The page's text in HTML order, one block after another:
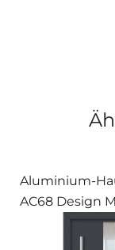
Aluminium-
AC68 Design